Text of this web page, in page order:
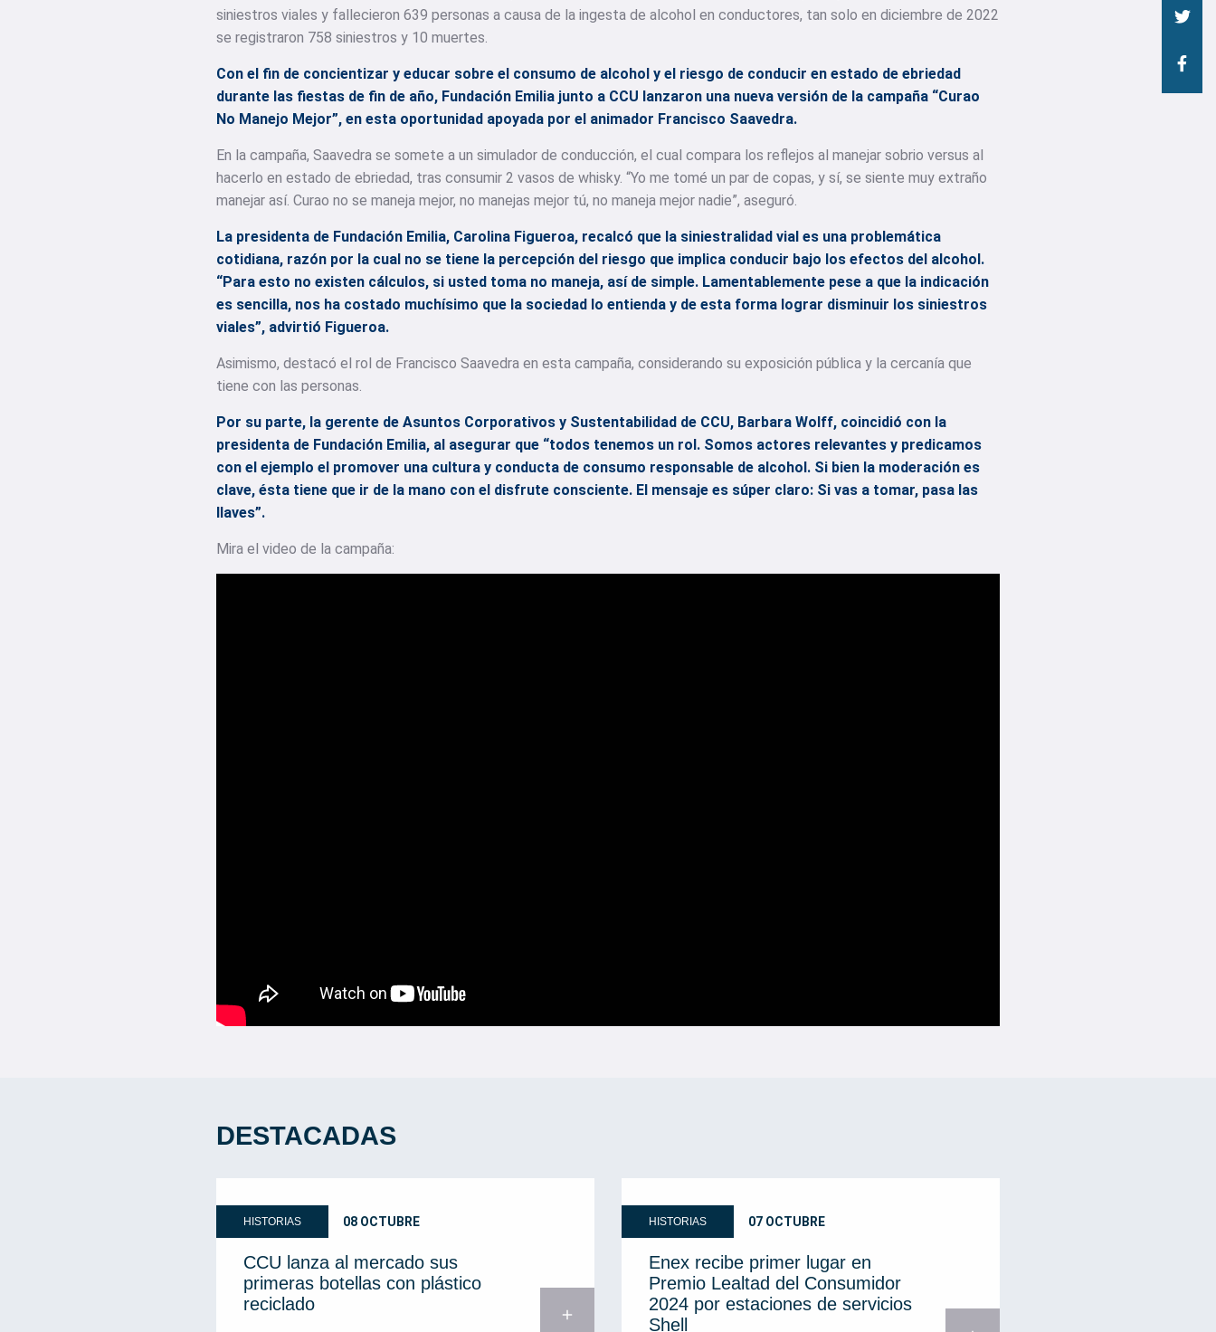
siniestros viales y fallecieron 639 personas a causa de la ingesta de alcohol en conductores, tan solo en diciembre de 2022
se registraron 758 siniestros y 10 muertes.
Con el fin de concientizar y educar sobre el consumo de alcohol y el riesgo de conducir en estado de ebriedad
durante las fiestas de fin de año, Fundación Emilia junto a CCU lanzaron una nueva versión de la campaña “Curao
No Manejo Mejor”, en esta oportunidad apoyada por el animador Francisco Saavedra.
En la campaña, Saavedra se somete a un simulador de conducción, el cual compara los reflejos al manejar sobrio versus al
hacerlo en estado de ebriedad, tras consumir 2 vasos de whisky. “Yo me tomé un par de copas, y sí, se siente muy extraño
manejar así. Curao no se maneja mejor, no manejas mejor tú, no maneja mejor nadie”, aseguró.
La presidenta de Fundación Emilia, Carolina Figueroa, recalcó que la siniestralidad vial es una problemática
cotidiana, razón por la cual no se tiene la percepción del riesgo que implica conducir bajo los efectos del alcohol.
“Para esto no existen cálculos, si usted toma no maneja, así de simple. Lamentablemente pese a que la indicación
es sencilla, nos ha costado muchísimo que la sociedad lo entienda y de esta forma lograr disminuir los siniestros
viales”, advirtió Figueroa.
Asimismo, destacó el rol de Francisco Saavedra en esta campaña, considerando su exposición pública y la cercanía que
tiene con las personas.
Por su parte, la gerente de Asuntos Corporativos y Sustentabilidad de CCU, Barbara Wolff, coincidió con la
presidenta de Fundación Emilia, al asegurar que “todos tenemos un rol. Somos actores relevantes y predicamos
con el ejemplo el promover una cultura y conducta de consumo responsable de alcohol. Si bien la moderación es
clave, ésta tiene que ir de la mano con el disfrute consciente. El mensaje es súper claro: Si vas a tomar, pasa las
llaves”.
Mira el video de la campaña:
DESTACADAS
HISTORIAS 08 OCTUBRE
CCU lanza al mercado sus
primeras botellas con plástico
reciclado
add
HISTORIAS 07 OCTUBRE
Enex recibe primer lugar en
Premio Lealtad del Consumidor
2024 por estaciones de servicios
Shell